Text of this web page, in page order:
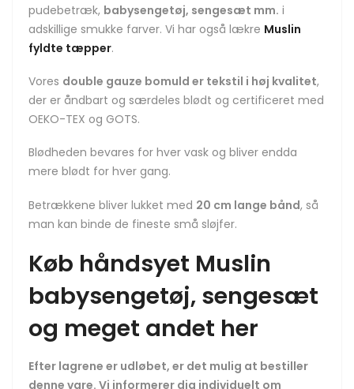
pudebetræk, babysengetøj, sengesæt mm. i
adskillige smukke farver. Vi har også lækre Muslin
fyldte tæpper.
Vores double gauze bomuld er tekstil i høj kvalitet,
der er åndbart og særdeles blødt og certificeret med
OEKO-TEX og GOTS.
Blødheden bevares for hver vask og bliver endda
mere blødt for hver gang.
Betrækkene bliver lukket med 20 cm lange bånd, så
man kan binde de fineste små sløjfer.
Køb håndsyet Muslin
babysengetøj, sengesæt
og meget andet her
Efter lagrene er udløbet, er det mulig at bestiller
denne vare. Vi informerer dig individuelt om